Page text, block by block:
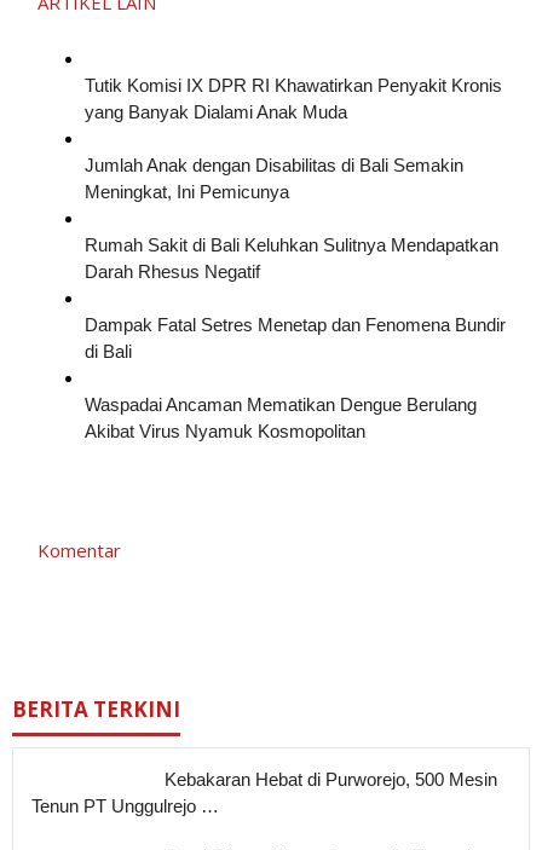
Tutik Komisi IX DPR RI Khawatirkan Penyakit Kronis
yang Banyak Dialami Anak Muda
Jumlah Anak dengan Disabilitas di Bali Semakin
Meningkat, Ini Pemicunya
Rumah Sakit di Bali Keluhkan Sulitnya Mendapatkan
Darah Rhesus Negatif
Dampak Fatal Setres Menetap dan Fenomena Bundir
di Bali
Waspadai Ancaman Mematikan Dengue Berulang
Akibat Virus Nyamuk Kosmopolitan
Komentar
BERITA TERKINI
Kebakaran Hebat di Purworejo, 500 Mesin
Tenun PT Unggulrejo …